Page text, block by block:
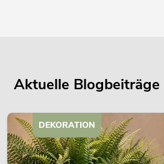
Aktuelle Blogbeiträge
DEKORATION